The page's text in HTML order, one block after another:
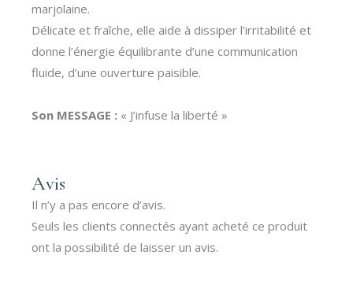
marjolaine.
Délicate et fraîche, elle aide à dissiper l’irritabilité et
donne l’énergie équilibrante d’une communication
fluide, d’une ouverture paisible.
Son MESSAGE : « J’infuse la liberté »
Avis
Il n’y a pas encore d’avis.
Seuls les clients connectés ayant acheté ce produit
ont la possibilité de laisser un avis.